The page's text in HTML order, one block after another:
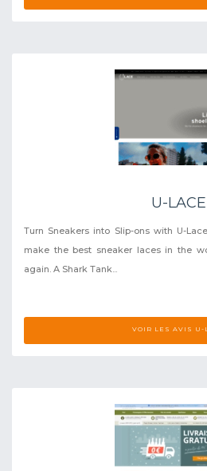
U-LACE
Turn Sneakers into Slip-ons with U-
make the best sneaker laces in the
again. A Shark Tank...
VOIR LES AVIS U-